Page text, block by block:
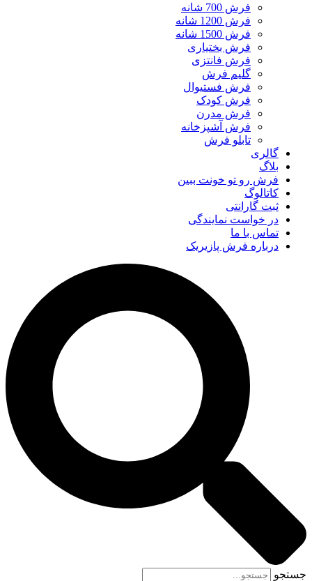
فرش 700 شانه
فرش 1200 شانه
فرش 1500 شانه
فرش بختیاری
فرش فانتزی
گلیم فرش
فرش فستیوال
فرش کودک
فرش مدرن
فرش آشپزخانه
تابلو فرش
گالری
بلاگ
فرش رو تو خونت ببین
کاتالوگ
ثبت گارانتی
در خواست نمایندگی
تماس با ما
درباره فرش پازیریک
جستجو